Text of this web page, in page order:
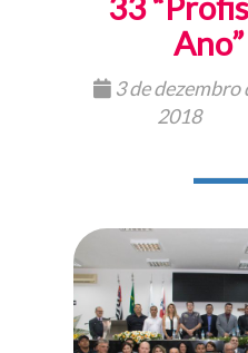
3 de dezembro
2018